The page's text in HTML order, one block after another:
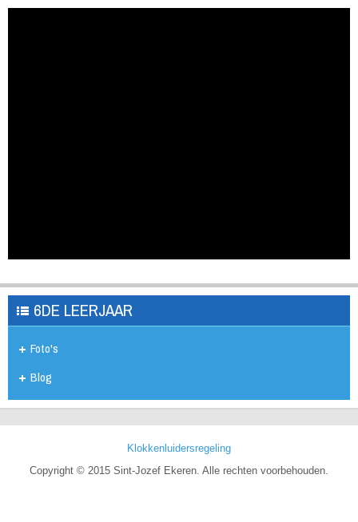
6DE LEERJAAR
Foto's
Blog
Klokkenluidersregeling
Copyright © 2015 Sint-Jozef Ekeren. Alle rechten voorbehouden.